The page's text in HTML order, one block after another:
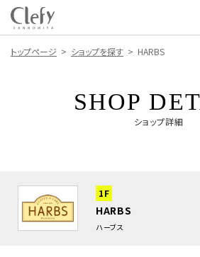
トップページ ショップを探す HARBS
SHOP
ショップ詳細
1F
HARBS
ハーブス